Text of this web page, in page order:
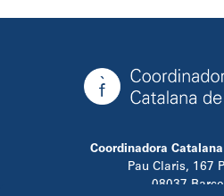
Coordinadora
Pau Claris, 167
08037